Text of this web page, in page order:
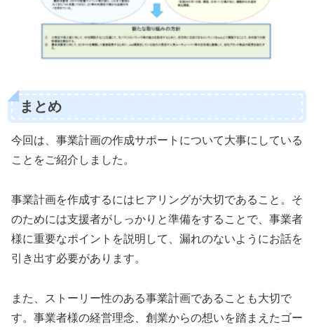
まとめ
今回は、事業計画の作成サポートについて大事にしている
ことをご紹介しました。
事業計画を作成するにはヒアリングが大切であること。そ
のためには支援者がしっかりと準備をすることで、事業者
様に重要なポイントを説明して、漏れのないようにお話を
引き出す必要があります。
また、ストーリー性のある事業計画であることも大切で
す。事業者様の経営理念、創業からの想いを踏まえたゴー